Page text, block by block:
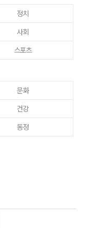
정치
사회
스포츠
문화
건강
동정